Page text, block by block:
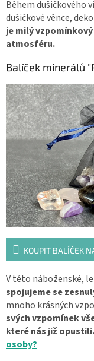
Během dušičkového
dušičkové věnce,
je milý
atmosféru.
Balíček minerálů
KOUPIT BALÍČEK
V této náboženské,
spojujeme se
mnoho krásných
svých vzpomínek
které nás již opustili.
osoby?